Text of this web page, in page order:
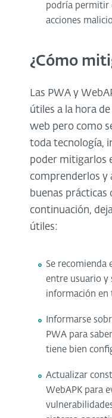
podría permitir
acciones
¿Cómo
Las PWA y
útiles a la hora
web pero como
toda tecnología,
poder mitigarlos
comprenderlos y
buenas prácticas
continuación,
útiles:
Se recomienda
entre usuario y
información en
Informarse
PWA para
tiene bien
Actualizar
WebAPK para